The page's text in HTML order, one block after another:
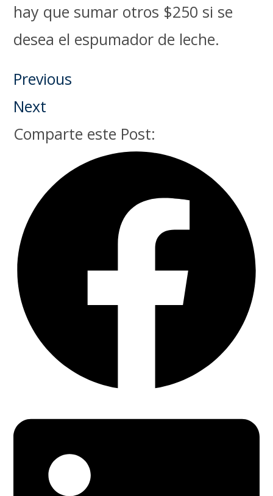
hay que sumar otros $250 si se
desea el espumador de leche.
Previous
Next
Comparte este Post: